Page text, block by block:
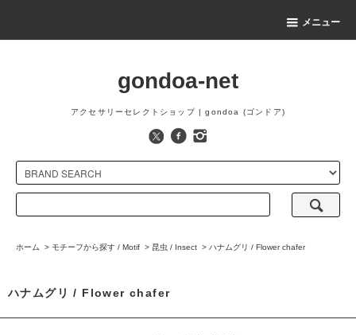
メニュー
gondoa-net
アクセサリーセレクトショップ | gondoa (ゴンドア)
ホーム > モチーフから探す / Motif > 昆虫 / Insect > ハナムグリ / Flower chafer
ハナムグリ / Flower chafer